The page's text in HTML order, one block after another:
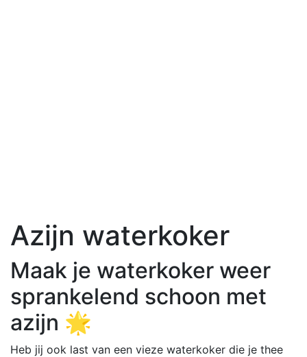
Azijn waterkoker
Maak je waterkoker weer
sprankelend schoon met
azijn 🌟
Heb jij ook last van een vieze waterkoker die je thee